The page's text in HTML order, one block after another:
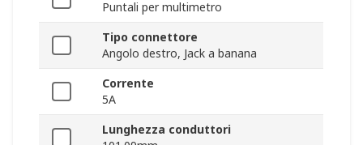
Puntali per multimetro
Tipo connettore
Angolo destro, Jack a banana
Corrente
5A
Lunghezza conduttori